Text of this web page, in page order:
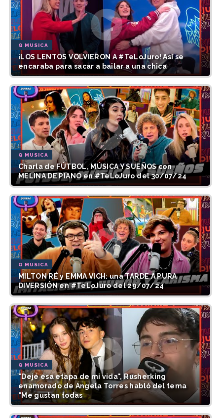
Q MUSICA
¡LOS LENTOS VOLVIERON A #TeLoJuro! Así se
encaraba para sacar a bailar a una chica
Q MUSICA
Charla de FÚTBOL, MÚSICA Y SUEÑOS con
MELINA DE PIANO en #TeLoJuro del 30/07/24
Q MUSICA
MILTON RÉ y EMMA VICH: una TARDE A PURA
DIVERSIÓN en #TeLoJuro del 29/07/24
Q MUSICA
"Dejé esa etapa de mi vida", Rusherking
enamorado de Ángela Torres habló del tema
"Me gustan todas